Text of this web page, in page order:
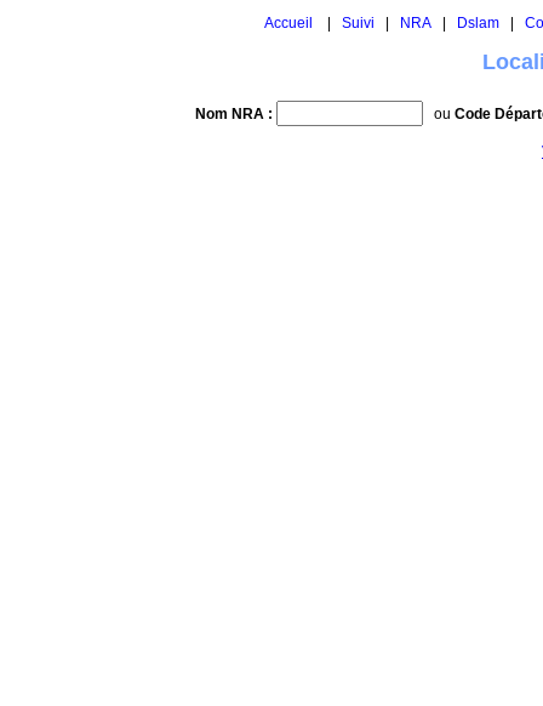
Accueil Suivi NRA Dslam
Nom NRA : ou Code